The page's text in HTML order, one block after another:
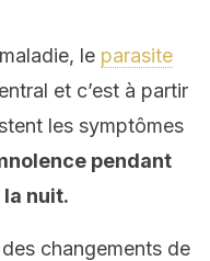
le parasite
et c’est à partir
les symptômes
pendant
nuit.
changements de